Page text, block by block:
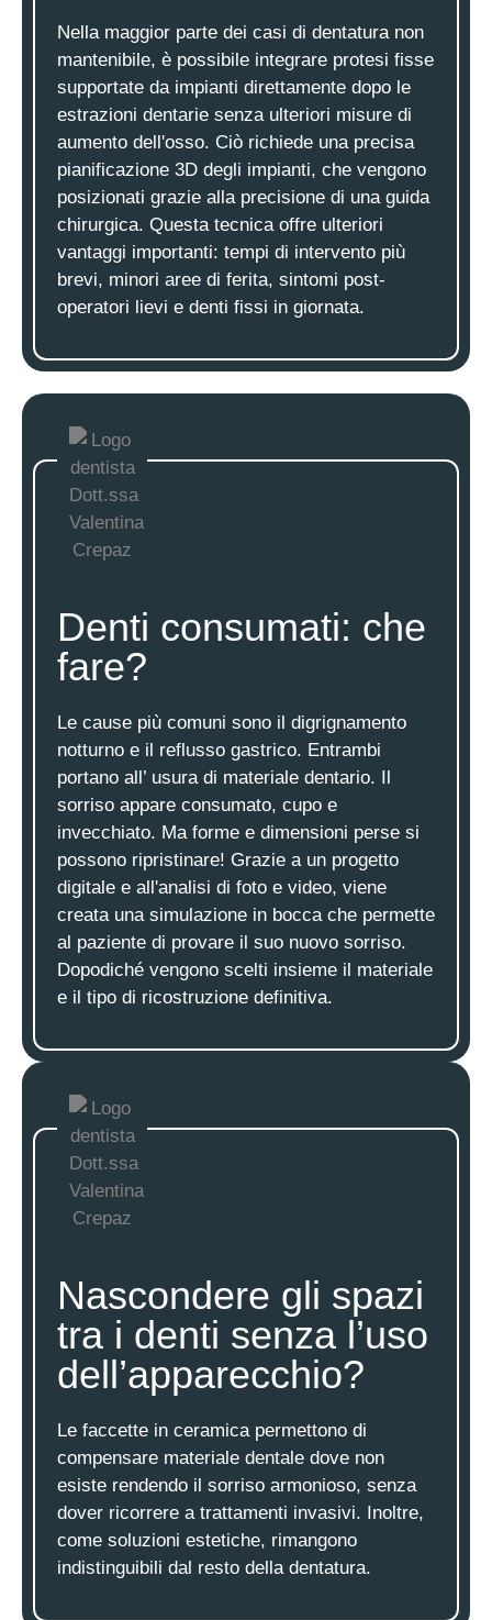
Nella maggior parte dei casi di dentatura non
mantenibile, è possibile integrare protesi fisse
supportate da impianti direttamente dopo le
estrazioni dentarie senza ulteriori misure di
aumento dell'osso. Ciò richiede una precisa
pianificazione 3D degli impianti, che vengono
posizionati grazie alla precisione di una guida
chirurgica. Questa tecnica offre ulteriori
vantaggi importanti: tempi di intervento più
brevi, minori aree di ferita, sintomi post-
operatori lievi e denti fissi in giornata.
Denti consumati: che
fare?
Le cause più comuni sono il digrignamento
notturno e il reflusso gastrico. Entrambi
portano all’ usura di materiale dentario. Il
sorriso appare consumato, cupo e
invecchiato. Ma forme e dimensioni perse si
possono ripristinare! Grazie a un progetto
digitale e all'analisi di foto e video, viene
creata una simulazione in bocca che permette
al paziente di provare il suo nuovo sorriso.
Dopodiché vengono scelti insieme il materiale
e il tipo di ricostruzione definitiva.
Nascondere gli spazi
tra i denti senza l’uso
dell’apparecchio?
Le faccette in ceramica permettono di
compensare materiale dentale dove non
esiste rendendo il sorriso armonioso, senza
dover ricorrere a trattamenti invasivi. Inoltre,
come soluzioni estetiche, rimangono
indistinguibili dal resto della dentatura.